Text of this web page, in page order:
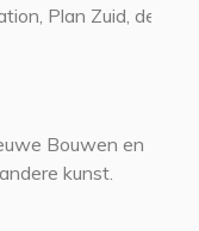
Plan Zuid, de
Bouwen en
kunst.